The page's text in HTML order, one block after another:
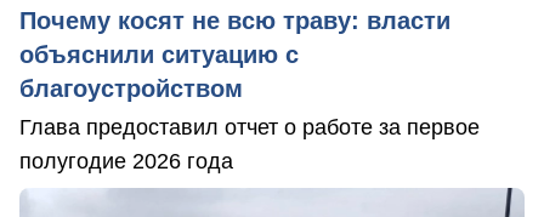
Почему косят не всю траву: власти
объяснили ситуацию с
благоустройством
Глава предоставил отчет о работе за первое
полугодие 2026 года